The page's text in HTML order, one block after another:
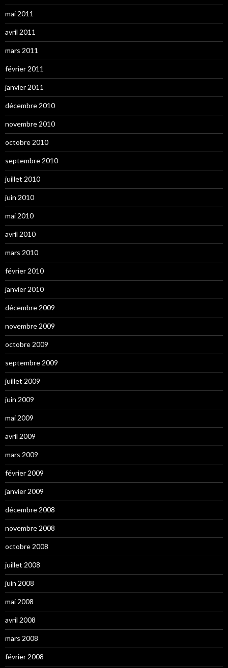
mai 2011
avril 2011
mars 2011
février 2011
janvier 2011
décembre 2010
novembre 2010
octobre 2010
septembre 2010
juillet 2010
juin 2010
mai 2010
avril 2010
mars 2010
février 2010
janvier 2010
décembre 2009
novembre 2009
octobre 2009
septembre 2009
juillet 2009
juin 2009
mai 2009
avril 2009
mars 2009
février 2009
janvier 2009
décembre 2008
novembre 2008
octobre 2008
juillet 2008
juin 2008
mai 2008
avril 2008
mars 2008
février 2008